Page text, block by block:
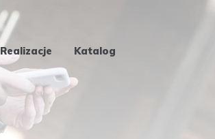
Realizacje Katalog